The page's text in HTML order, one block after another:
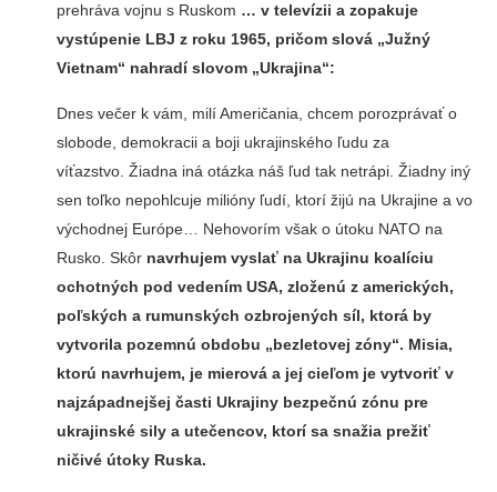
prehráva vojnu s Ruskom … v televízii a zopakuje
vystúpenie LBJ z roku 1965, pričom slová „Južný
Vietnam“ nahradí slovom „Ukrajina“:
Dnes večer k vám, milí Američania, chcem porozprávať o
slobode, demokracii a boji ukrajinského ľudu za
víťazstvo. Žiadna iná otázka náš ľud tak netrápi. Žiadny iný
sen toľko nepohlcuje milióny ľudí, ktorí žijú na Ukrajine a vo
východnej Európe… Nehovorím však o útoku NATO na
Rusko. Skôr navrhujem vyslať na Ukrajinu koalíciu
ochotných pod vedením USA, zloženú z amerických,
poľských a rumunských ozbrojených síl, ktorá by
vytvorila pozemnú obdobu „bezletovej zóny“. Misia,
ktorú navrhujem, je mierová a jej cieľom je vytvoriť v
najzápadnejšej časti Ukrajiny bezpečnú zónu pre
ukrajinské sily a utečencov, ktorí sa snažia prežiť
ničivé útoky Ruska.